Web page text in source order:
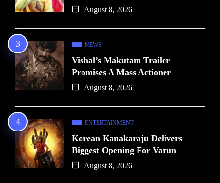
August 8, 2026
NEWS
Vishal’s Makutam Trailer
Promises A Mass Actioner
August 8, 2026
ENTERTAINMENT
Korean Kanakaraju Delivers
Biggest Opening For Varun
August 8, 2026